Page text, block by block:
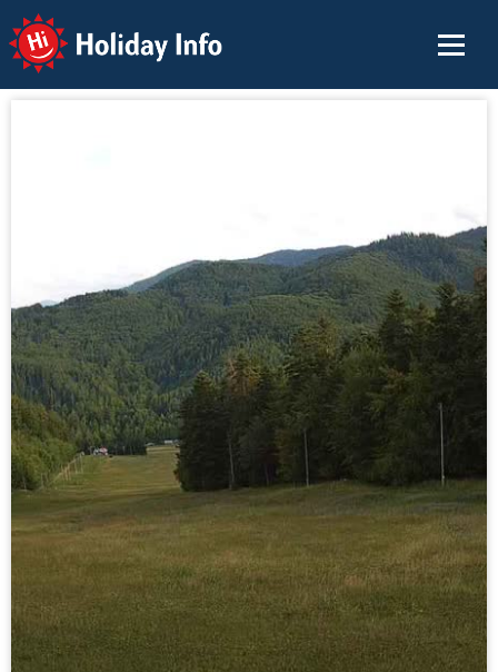
Holiday Info